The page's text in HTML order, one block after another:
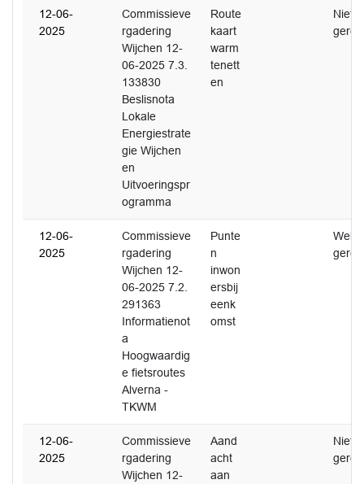
12-06-
2025
Commissieve
rgadering
Wijchen 12-
06-2025 7.3.
133830
Beslisnota
Lokale
Energiestrate
gie Wijchen
en
Uitvoeringspr
ogramma
Route
kaart
warm
tenett
en
Niet
12-06-
2025
Commissieve
rgadering
Wijchen 12-
06-2025 7.2.
291363
Informatienot
a
Hoogwaardig
e fietsroutes
Alverna -
TKWM
Punte
n
inwon
ersbij
eenk
omst
Wel
12-06-
2025
Commissieve
rgadering
Wijchen 12-
Aand
acht
aan
Niet